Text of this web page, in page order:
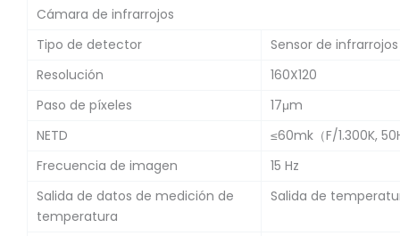
Cámara de infrarrojos
Tipo de detector
Sensor de
Resolución
160X120
Paso de píxeles
17μm
NETD
≤60mk（F/1.300K,
Frecuencia de imagen
15 Hz
Salida de datos de medición de
temperatura
Salida de